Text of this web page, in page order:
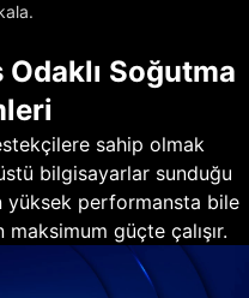
Soğutma
sahip olmak
bilgisayarlar sunduğu
yüksek performansta bile
güçte çalışır.